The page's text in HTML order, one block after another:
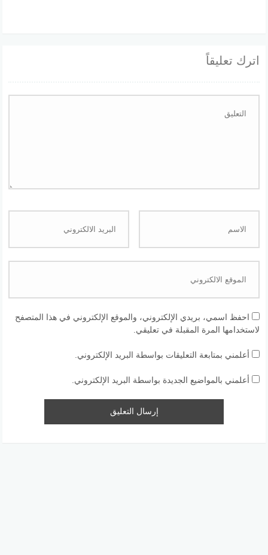
اترك تعليقاً
احفظ اسمي، بريدي الإلكتروني، والموقع الإلكتروني في هذا المتصفح
لاستخدامها المرة المقبلة في تعليقي.
أعلمني بمتابعة التعليقات بواسطة البريد الإلكتروني.
أعلمني بالمواضيع الجديدة بواسطة البريد الإلكتروني.